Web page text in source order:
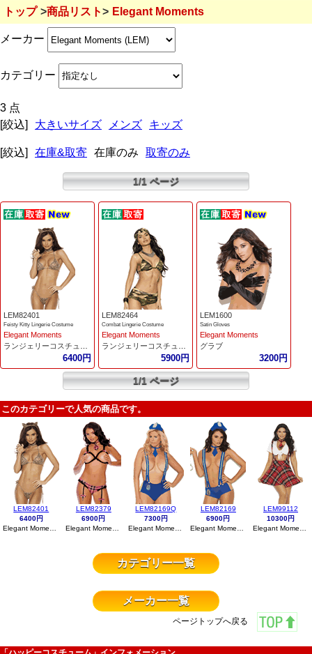
トップ 商品リスト Elegant Moments
メーカー
カテゴリー
3 点
[絞込]
大きいサイズ メンズ キッズ
[絞込] 在庫&取寄 在庫のみ 取寄のみ
1/1 ページ
LEM82401
Feisty Kitty Lingerie Costume
Elegant Moments
ランジェリーコスチューム
6400円
LEM82464
Combat Lingerie Costume
Elegant Moments
ランジェリーコスチューム
5900円
LEM1600
Satin Gloves
Elegant Moments
グラブ
3200円
1/1 ページ
このカテゴリーで人気の商品です。
LEM82401
6400円
LEM82379
6900円
LEM82169Q
7300円
LEM82169
6900円
LEM99112
10300円
カテゴリー一覧
メーカー一覧
ページトップへ戻る